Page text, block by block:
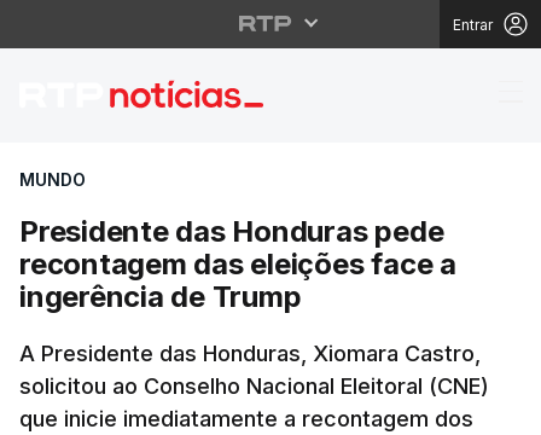
Entrar
Presidente das
MUNDO
Presidente das Honduras pede
recontagem das eleições face a
ingerência de Trump
A Presidente das Honduras, Xiomara Castro,
solicitou ao Conselho Nacional Eleitoral (CNE)
que inicie imediatamente a recontagem dos